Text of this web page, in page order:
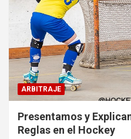
ARBITRAJE
Presentamos y
Reglas en el Hockey